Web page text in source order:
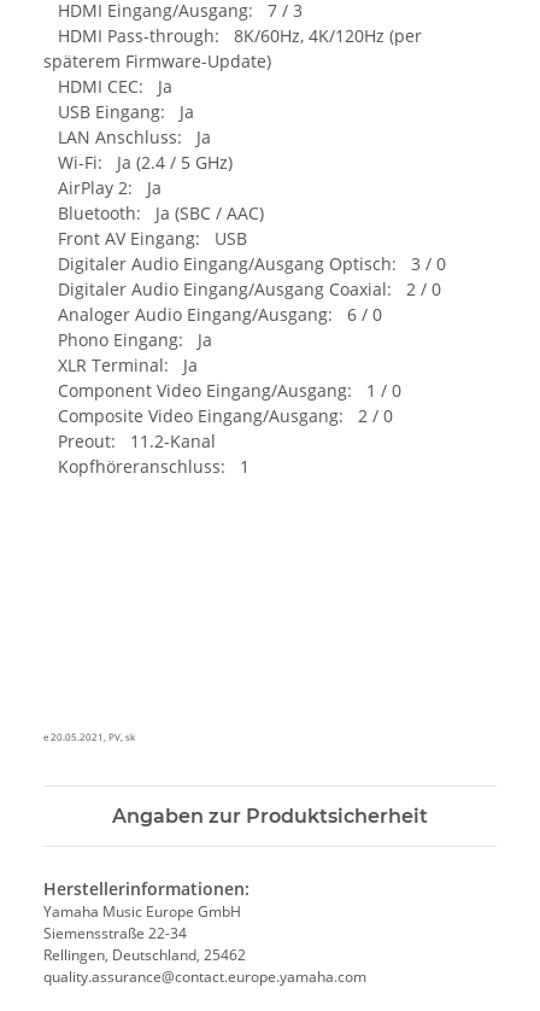
HDMI Eingang/Ausgang: 7 / 3
HDMI Pass-through: 8K/60Hz, 4K/120Hz (per
späterem Firmware-Update)
HDMI CEC: Ja
USB Eingang: Ja
LAN Anschluss: Ja
Wi-Fi: Ja (2.4 / 5 GHz)
AirPlay 2: Ja
Bluetooth: Ja (SBC / AAC)
Front AV Eingang: USB
Digitaler Audio Eingang/Ausgang Optisch: 3 / 0
Digitaler Audio Eingang/Ausgang Coaxial: 2 / 0
Analoger Audio Eingang/Ausgang: 6 / 0
Phono Eingang: Ja
XLR Terminal: Ja
Component Video Eingang/Ausgang: 1 / 0
Composite Video Eingang/Ausgang: 2 / 0
Preout: 11.2-Kanal
Kopfhöreranschluss: 1
e 20.05.2021, PV, sk
Angaben zur Produktsicherheit
Herstellerinformationen:
Yamaha Music Europe GmbH
Siemensstraße 22-34
Rellingen, Deutschland, 25462
quality.assurance@contact.europe.yamaha.com